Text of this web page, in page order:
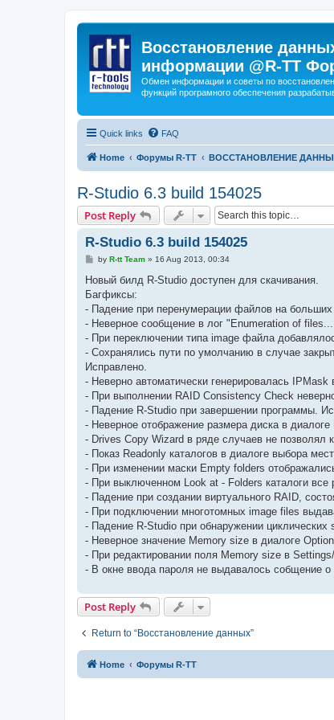
Восстановление
информации @R-TT
Обмен информации и советы по
функций програмного обеспечения
Quick links FAQ
Home Форумы R-TT ВОССТАНОВЛЕНИЕ
R-Studio 6.3 build 154025
Post Reply
R-Studio 6.3 build 154025
P
s
by R-tt Team» 16 Aug 2013, 00:34
Новый билд R-Studio доступен для скачивания.
Багфиксы:
- Падение при перенумерации файлов на больших
- Неверное сообщение в лог "Enumeration of
- При переключении типа image файла
- Сохранялись пути по умолчанию в случае
Исправлено.
- Неверно автоматически генерировалась
- При выполнении RAID Consistency Check
- Падение R-Studio при завершении программы.
- Неверное отображение размера диска в
- Drives Copy Wizard в ряде случаев не позволял
- Показ Readonly каталогов в диалоге выбора
- При изменении маски Empty folders
- При выключенном Look at - Folders каталоги все
- Падение при создании виртуального RAID,
- При подключении многотомных image files
- Падение R-Studio при обнаружении циклических
- Неверное значение Memory size в диалоге
- При редактировании поля Memory size в
- В окне ввода пароля не выдавалось собщение
Post Reply
Return to “Восстановление данных”
Home Форумы R-TT